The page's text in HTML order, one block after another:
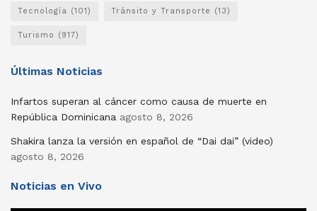
Tecnología (101) Tránsito y Transporte (13)
Turismo (917)
Últimas Noticias
Infartos superan al cáncer como causa de muerte en
República Dominicana agosto 8, 2026
Shakira lanza la versión en español de “Dai dai” (video)
agosto 8, 2026
Noticias en Vivo